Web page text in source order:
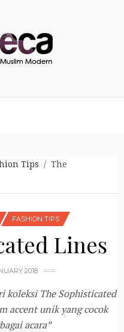
Tips / The
FASHION TIPS
Lines
2018
koleksi The Sophisticated
accent unik yang cocok
acara”